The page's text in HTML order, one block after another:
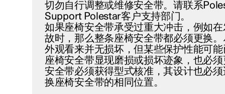
切勿自行调整或维修安全带。请联系
Support Polestar客户支持部门。
如果座椅安全带承受过重大冲击，例如
故时，那么整条座椅安全带都必须更换
外观看来并无损坏，但某些保护性能可
座椅安全带显现磨损或损坏迹象，也必
安全带必须获得型式核准，其设计也必
换座椅安全带的相同位置。